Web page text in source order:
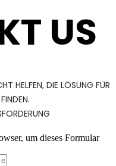
US
HELFEN, DIE LÖSUNG FÜR
um dieses Formular